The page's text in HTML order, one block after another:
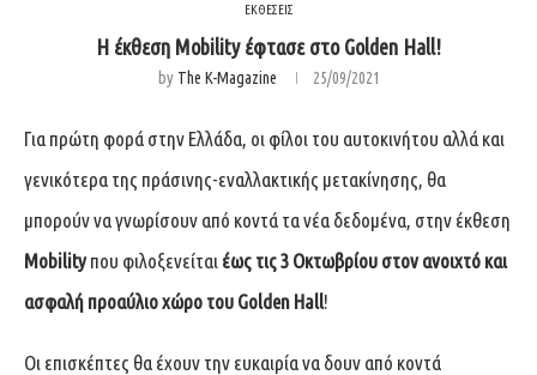
ΕΚΘΕΣΕΙΣ
Η έκθεση Mobility έφτασε στο Golden Hall!
by The K-Magazine 25/09/2021
Για πρώτη φορά στην Ελλάδα, οι φίλοι του αυτοκινήτου αλλά και
γενικότερα της πράσινης-εναλλακτικής μετακίνησης, θα
μπορούν να γνωρίσουν από κοντά τα νέα δεδομένα, στην έκθεση
Mobilityπου φιλοξενείται έως τις 3 Οκτωβρίου στον ανοιχτό και
ασφαλή προαύλιο χώρο του Golden Hall!
Οι επισκέπτες θα έχουν την ευκαιρία να δουν από κοντά